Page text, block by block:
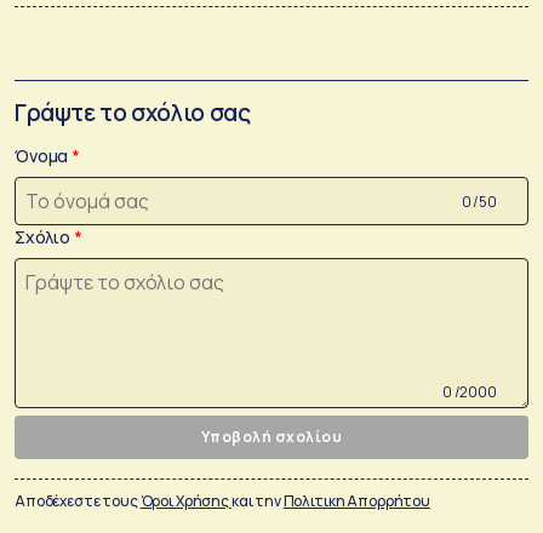
Γράψτε το σχόλιο σας
Όνομα
0 /50
Σχόλιο
0 /2000
Υποβολή σχολίου
Αποδέχεστε τουςΌροι Χρήσηςκαι τηνΠολιτικη Απορρήτου